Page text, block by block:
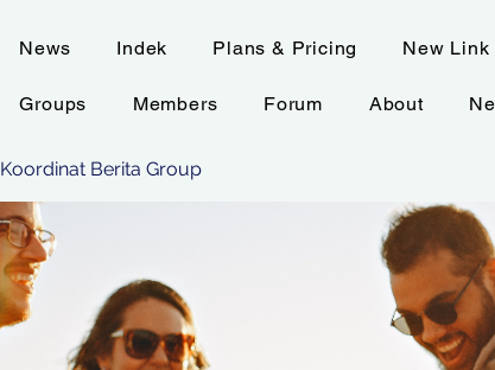
Koordinat Berita Group
News Indek Plans & Pricing New Link
Groups Members Forum About